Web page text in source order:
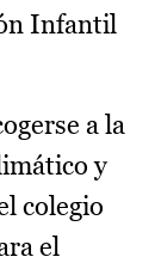
Infantil
a la
y
colegio
el